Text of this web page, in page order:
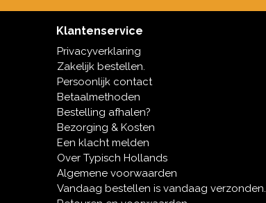
Klantenservice
Privacyverklaring
Zakelijk bestellen.
Persoonlijk contact
Betaalmethoden
Bestelling afhalen?
Bezorging & Kosten
Een klacht melden
Over Typisch Hollands
Algemene voorwaarden
Vandaag bestellen is vandaag verzonden.